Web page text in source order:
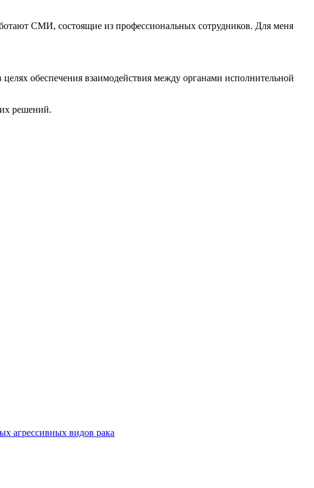
СМИ, состоящие из профессиональных сотрудников. Для меня
обеспечения взаимодействия между органами исполнительной
решений.
агрессивных видов рака